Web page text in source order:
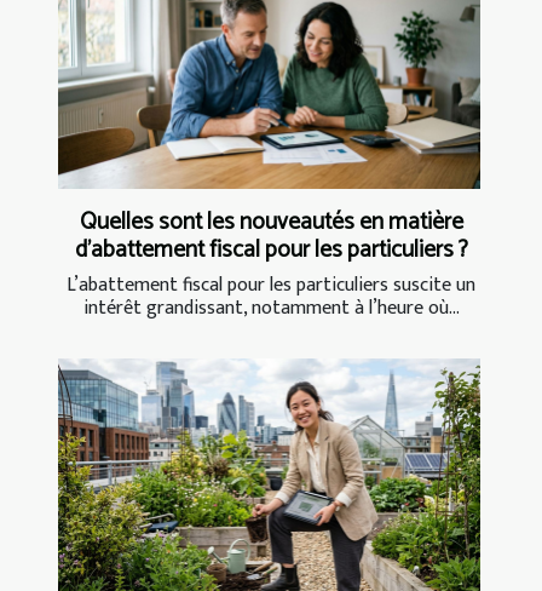
Quelles sont les nouveautés en matière
d'abattement fiscal pour les particuliers ?
L’abattement fiscal pour les particuliers suscite un
intérêt grandissant, notamment à l’heure où...